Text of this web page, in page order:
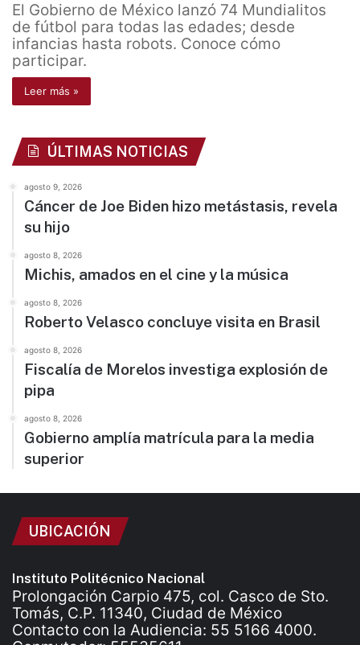
El Gobierno de México lanzó 74 Mundialitos
de fútbol para todas las edades; desde
infancias hasta robots. Conoce cómo
participar.
Leer más »
ÚLTIMAS NOTICIAS
agosto 9, 2026
Cáncer de Joe Biden hizo metástasis, revela
su hijo
agosto 8, 2026
Michis, amados en el cine y la música
agosto 8, 2026
Roberto Velasco concluye visita en Brasil
agosto 8, 2026
Fiscalía de Morelos investiga explosión de
pipa
agosto 8, 2026
Gobierno amplía matrícula para la media
superior
UBICACIÓN
Instituto Politécnico Nacional
Prolongación Carpio 475, col. Casco de Sto.
Tomás, C.P. 11340, Ciudad de México
Contacto con la Audiencia: 55 5166 4000.